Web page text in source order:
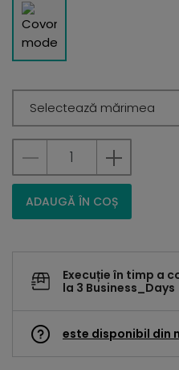
Selectează mărimea
ADAUGĂ ÎN COȘ
Execuție în timp a
la 3 Business_Days
este disponibil din